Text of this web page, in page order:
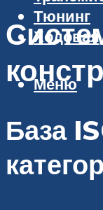
Тюнинг
Ходовая
Меню
База